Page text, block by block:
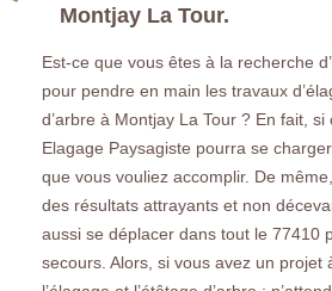
Montjay La Tour.
Est-ce que vous êtes à la recherche
pour pendre en main les travaux
d’arbre à Montjay La Tour ? En fait, si
Elagage Paysagiste pourra se
que vous vouliez accomplir. De
des résultats attrayants et non
aussi se déplacer dans tout le 77410
secours. Alors, si vous avez un projet